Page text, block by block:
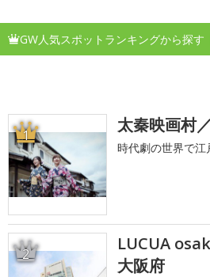
GW人気スポットランキングから探す
1 太秦映画村
時代劇の世界で
2
LUCUA
大阪府